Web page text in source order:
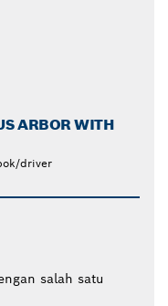
ARBOR WITH
driver
salah satu